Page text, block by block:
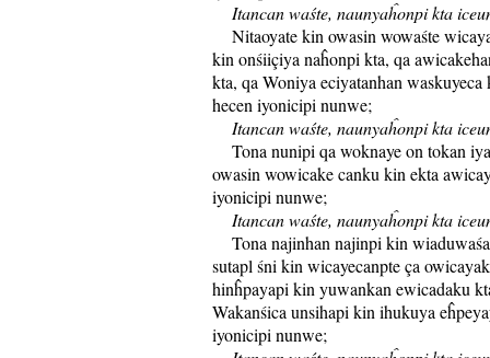
Itancan waśte, naunyaĥonpi kta
Nitaoyate kin owasin wowaśte
kin onśiiçiya naĥonpi kta, qa
kta, qa Woniya eciyatanhan
hecen iyonicipi nunwe;
Itancan waśte, naunyaĥonpi kta
Tona nunipi qa woknaye on tokan
owasin wowicake canku kin ekta
iyonicipi nunwe;
Itancan waśte, naunyaĥonpi kta
Tona najinhan najinpi kin
sutapl śni kin wicayecanpte ça
hinĥpayapi kin yuwankan ewicadaku
Wakanśica unsihapi kin ihukuya
iyonicipi nunwe;